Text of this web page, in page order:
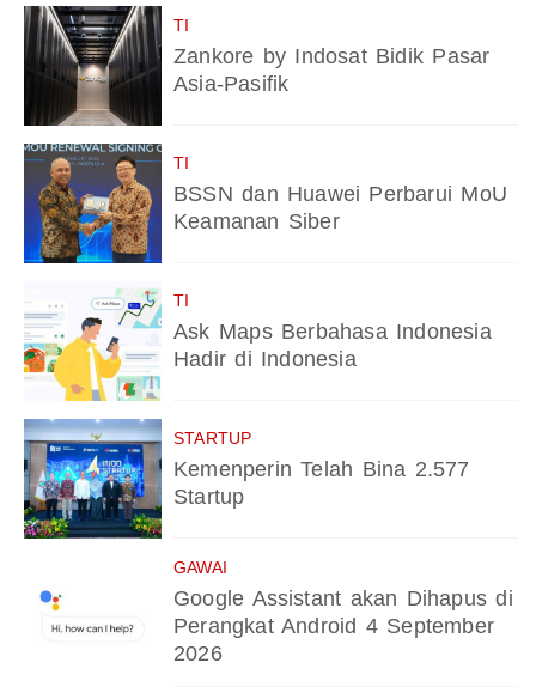
TI
Zankore by Indosat Bidik Pasar
Asia-Pasifik
TI
BSSN dan Huawei Perbarui MoU
Keamanan Siber
TI
Ask Maps Berbahasa Indonesia
Hadir di Indonesia
STARTUP
Kemenperin Telah Bina 2.577
Startup
GAWAI
Google Assistant akan Dihapus di
Perangkat Android 4 September
2026